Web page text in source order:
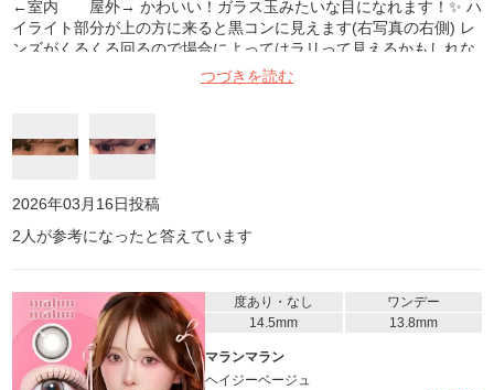
←室内 屋外→ かわいい！ガラス玉みたいな目になれます！✨ ハ
イライト部分が上の方に来ると黒コンに見えます(右写真の右側) レ
ンズがくるくる回るので場合によってはラリって見えるかもしれな
いです。 ドライアイですが、乾燥を感じたらその都度目薬させば1
日中付けていられました。奥目なので目に光が入りづらいのですが
多いです🎶
つづきを読む
2026年03月16日投稿
2 人が参考になったと答えています
度あり・なし
ワンデー
14.5mm
13.8mm
マランマラン
ヘイジーベージュ